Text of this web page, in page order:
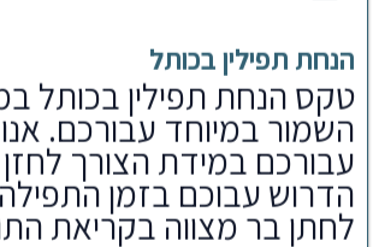
הנחת תפילין בכותל
טקס הנחת תפילין בכותל
השמור במיוחד עבורכם.
עבורכם במידת הצורך
הדרוש עבוכם בזמן התפילה
לחתן בר מצווה בקריאת